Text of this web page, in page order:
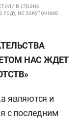
в стране
но закупочные
НАС ЖДЕТ
являются и
с последним